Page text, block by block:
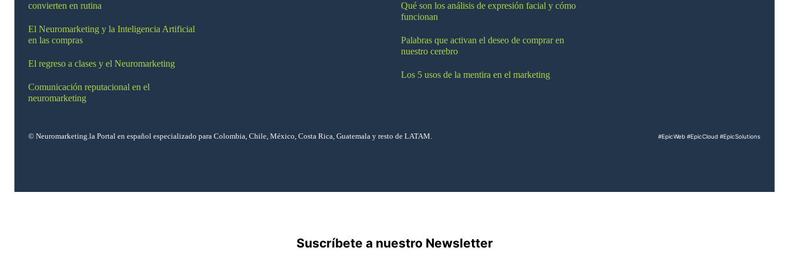
convierten en rutina
El Neuromarketing y la Inteligencia Artificial
en las compras
El regreso a clases y el Neuromarketing
Comunicación reputacional en el
neuromarketing
Qué son los análisis de expresión facial y cómo
funcionan
Palabras que activan el deseo de comprar en
nuestro cerebro
Los 5 usos de la mentira en el marketing
© Neuromarketing.la Portal en español especializado para Colombia, Chile, México, Costa Rica, Guatemala y resto de LATAM. #EpicWeb #EpicCloud #EpicSolutions
Suscríbete a nuestro Newsletter